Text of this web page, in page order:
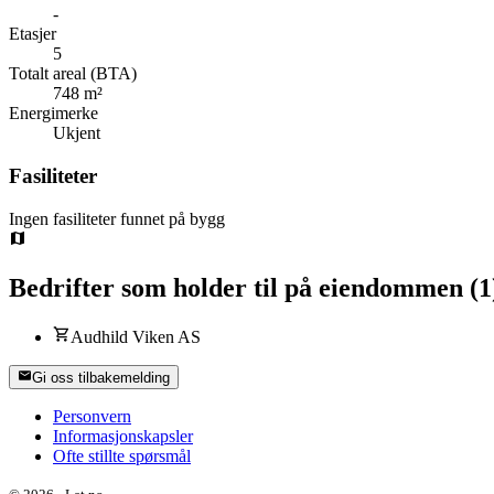
-
Etasjer
5
Totalt areal (BTA)
748 m²
Energimerke
Ukjent
Fasiliteter
Ingen fasiliteter funnet på bygg
Bedrifter som holder til på eiendommen (1
Audhild Viken AS
Gi oss tilbakemelding
Personvern
Informasjonskapsler
Ofte stillte spørsmål